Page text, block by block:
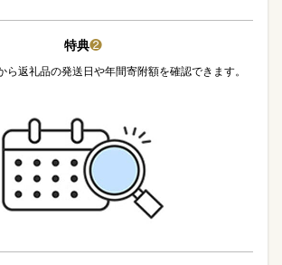
特典❷
ら返礼品の発送日や年間寄附額を確認できます。